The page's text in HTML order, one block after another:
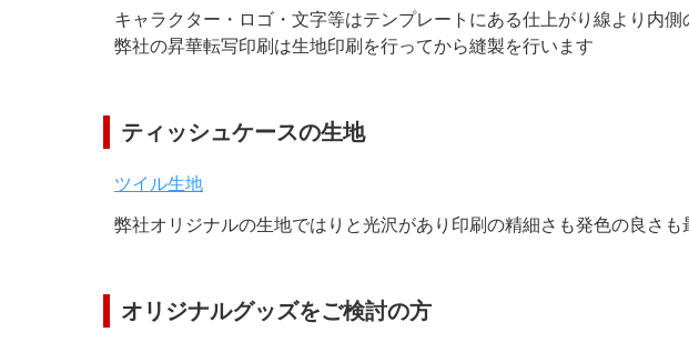
キャラクター・ロゴ・文字等はテンプレートにある仕上がり線より内
弊社の昇華転写印刷は生地印刷を行ってから縫製を行います
ティッシュケースの生地
ツイル生地
弊社オリジナルの生地ではりと光沢があり印刷の精細さも発色の良さも
オリジナルグッズをご検討の方